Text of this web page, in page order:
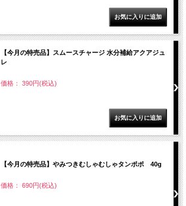
【今月の特売品】スムースチャージ 水分補給アクアジュ
レ
価格： 390円(税込)
【今月の特売品】やみつきむしゃむしゃタンポポ 40g
価格： 690円(税込)